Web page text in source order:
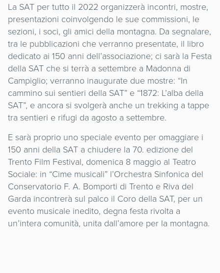
La SAT per tutto il 2022 organizzerà incontri, mostre,
presentazioni coinvolgendo le sue commissioni, le
sezioni, i soci, gli amici della montagna. Da segnalare,
tra le pubblicazioni che verranno presentate, il libro
dedicato ai 150 anni dell’associazione; ci sarà la Festa
della SAT che si terrà a settembre a Madonna di
Campiglio; verranno inaugurate due mostre: “In
cammino sui sentieri della SAT” e “1872: L’alba della
SAT”, e ancora si svolgerà anche un trekking a tappe
tra sentieri e rifugi da agosto a settembre.
E sarà proprio uno speciale evento per omaggiare i
150 anni della SAT a chiudere la 70. edizione del
Trento Film Festival, domenica 8 maggio al Teatro
Sociale: in “Cime musicali” l’Orchestra Sinfonica del
Conservatorio F. A. Bomporti di Trento e Riva del
Garda incontrerà sul palco il Coro della SAT, per un
evento musicale inedito, degna festa rivolta a
un’intera comunità, unita dall’amore per la montagna.